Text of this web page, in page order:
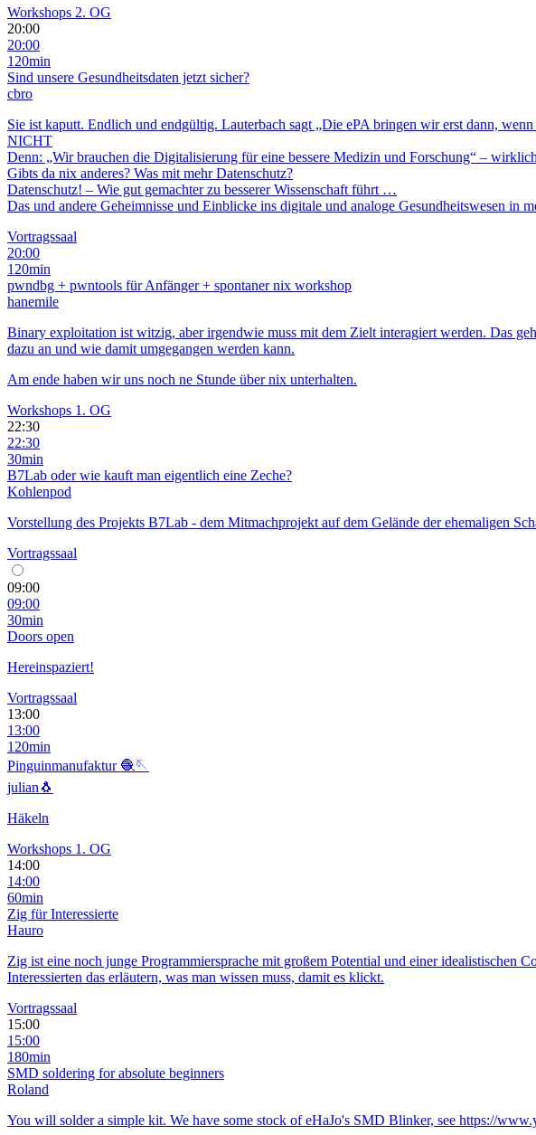
Workshops 2. OG
20:00
20:00
120min
Sind unsere Gesundheitsdaten jetzt sicher?
cbro
Sie ist kaputt. Endlich und endgültig. Lauterbach sagt „Die ePA bringen wir erst dann,
NICHT
Denn: „Wir brauchen die Digitalisierung für eine bessere Medizin und Forschung“ –
Gibts da nix anderes? Was mit mehr Datenschutz?
Datenschutz! – Wie gut gemachter zu besserer Wissenschaft führt …
Das und andere Geheimnisse und Einblicke ins digitale und analoge Gesundheitswesen in
Vortragssaal
20:00
120min
pwndbg + pwntools für Anfänger + spontaner nix workshop
hanemile
Binary exploitation ist witzig, aber irgendwie muss mit dem Zielt interagiert werden. Das
dazu an und wie damit umgegangen werden kann.
Am ende haben wir uns noch ne Stunde über nix unterhalten.
Workshops 1. OG
22:30
22:30
30min
B7Lab oder wie kauft man eigentlich eine Zeche?
Kohlenpod
Vorstellung des Projekts B7Lab - dem Mitmachprojekt auf dem Gelände der ehemaligen
Vortragssaal
09:00
09:00
30min
Doors open
Hereinspaziert!
Vortragssaal
13:00
13:00
120min
Pinguinmanufaktur 🧶🪡
julian🐧
Häkeln
Workshops 1. OG
14:00
14:00
60min
Zig für Interessierte
Hauro
Zig ist eine noch junge Programmiersprache mit großem Potential und einer
Interessierten das erläutern, was man wissen muss, damit es klickt.
Vortragssaal
15:00
15:00
180min
SMD soldering for absolute beginners
Roland
You will solder a simple kit. We have some stock of eHaJo's SMD Blinker, see https://